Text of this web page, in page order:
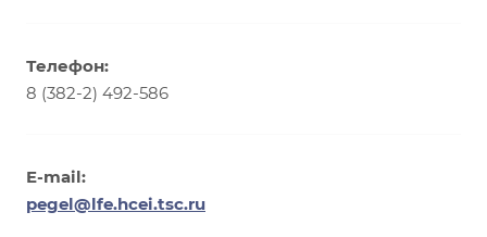
Телефон:
8 (382-2) 492-586
E-mail:
pegel@lfe.hcei.tsc.ru